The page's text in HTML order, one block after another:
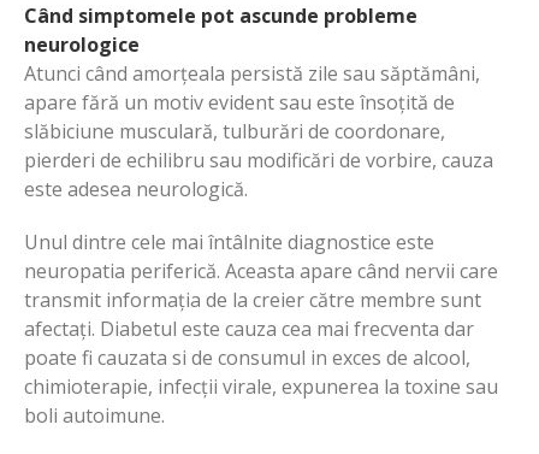
Când simptomele pot ascunde probleme
neurologice
Atunci când amorțeala persistă zile sau săptămâni,
apare fără un motiv evident sau este însoțită de
slăbiciune musculară, tulburări de coordonare,
pierderi de echilibru sau modificări de vorbire, cauza
este adesea neurologică.
Unul dintre cele mai întâlnite diagnostice este
neuropatia periferică. Aceasta apare când nervii care
transmit informația de la creier către membre sunt
afectați. Diabetul este cauza cea mai frecventa dar
poate fi cauzata si de consumul in exces de alcool,
chimioterapie, infecții virale, expunerea la toxine sau
boli autoimune.